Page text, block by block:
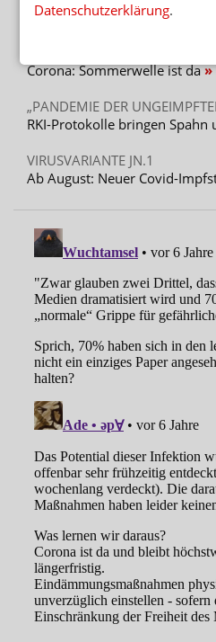
Datenschutzerklärung.
Corona: Sommerwelle ist da
„PANDEMIE DER
RKI-Protokolle bringen Spahn
VIRUSVARIANTE JN.1
Ab August: Neuer Covid-